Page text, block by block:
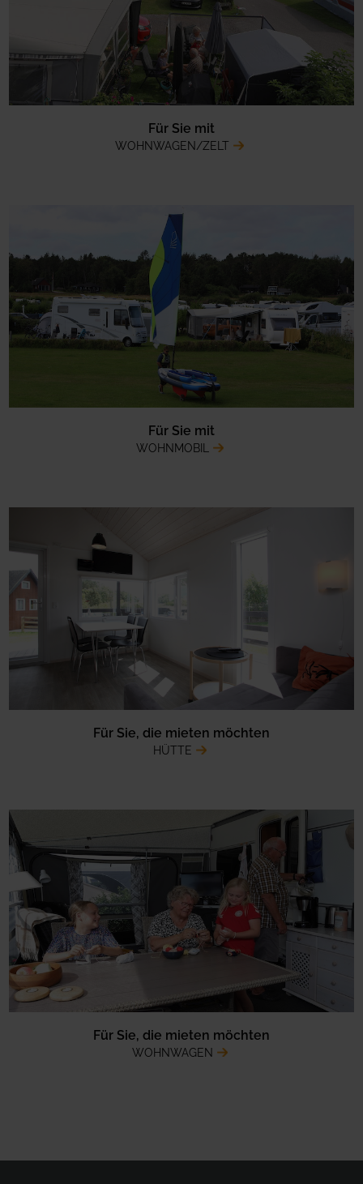
Für Sie mit
WOHNWAGEN/ZELT
Für Sie mit
WOHNMOBIL
Für Sie, die mieten möchten
HÜTTE
Für Sie, die mieten möchten
WOHNWAGEN